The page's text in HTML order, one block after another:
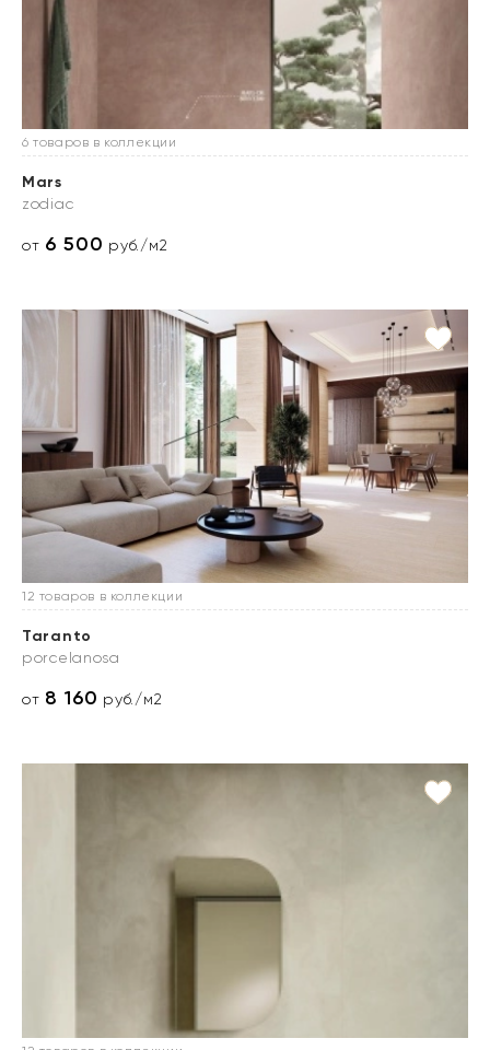
6 товаров в коллекции
Mars
zodiac
от 6 500 руб./м2
12 товаров в коллекции
Taranto
porcelanosa
от 8 160 руб./м2